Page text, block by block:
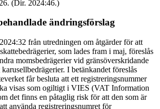
(Dir. 2024:46.)
ändringsförslag
från utredningen om åtgärder för att
som lades fram i maj, föreslås
momsbedrägerier vid gränsöverskridande
I betänkandet föreslås
får besluta att ett registreringsnummer
visas som ogiltigt i VIES (VAT Information
det finns en påtaglig risk för att den som är
använda registreringsnumret för